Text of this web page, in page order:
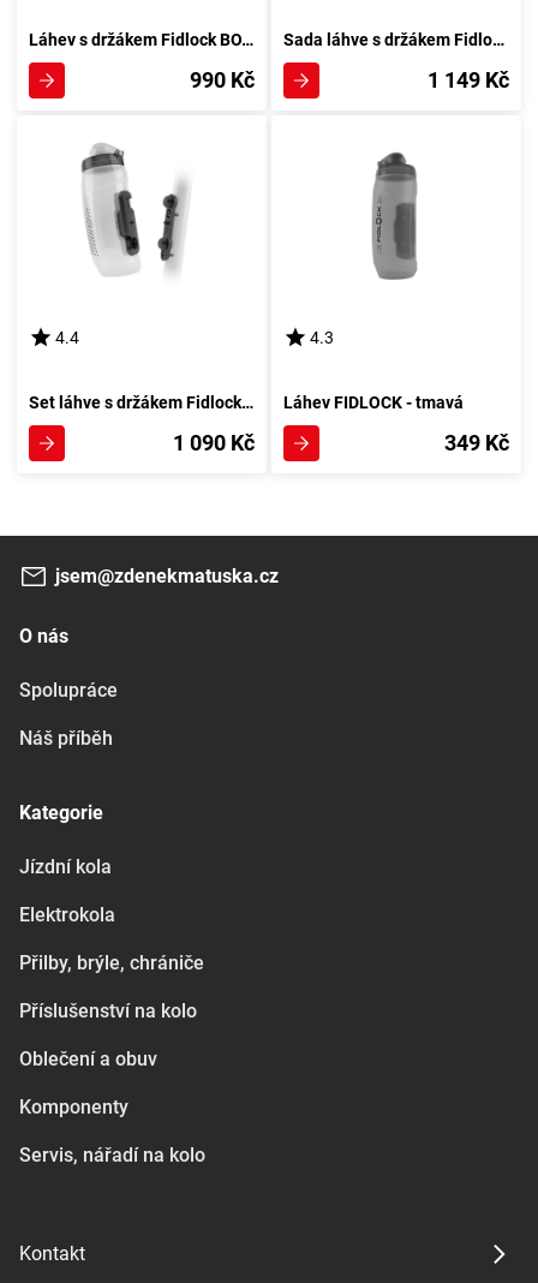
Láhev s držákem Fidlock BOTTLE TWIST Clear
990 Kč
Sada láhve s držákem Fidlock BOTTLE TWIST Dark + Uni Base
1 149 Kč
4.4
Set láhve s držákem Fidlock BOTTLE TWIST Průhledná
1 090 Kč
4.3
Láhev FIDLOCK - tmavá
349 Kč
jsem@zdenekmatuska.cz
O nás
Spolupráce
Náš příběh
Kategorie
Jízdní kola
Elektrokola
Přilby, brýle, chrániče
Příslušenství na kolo
Oblečení a obuv
Komponenty
Servis, nářadí na kolo
Kontakt